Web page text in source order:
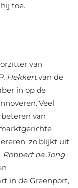
toe.
van
Hekkertvan de
in op de
Veel
van
zo blijkt uit
Robbert de Jong
in de Greenport,